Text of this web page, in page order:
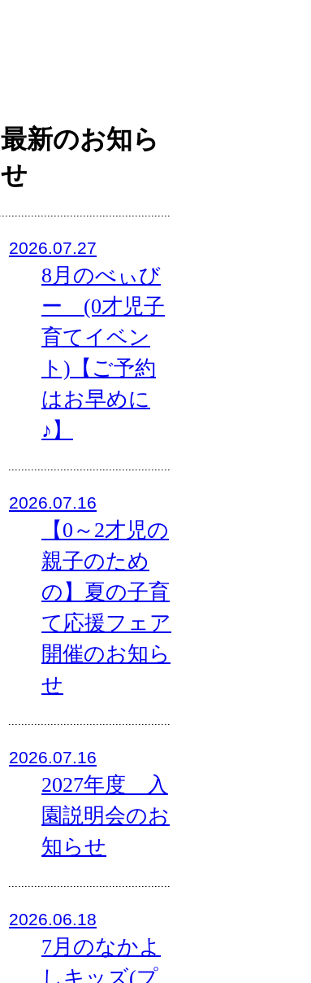
最新のお知ら
せ
2026.07.27
8月のべぃび
ー (0才児子
育てイベン
ト)【ご予約
はお早めに
♪】
2026.07.16
【0～2才児の
親子のため
の】夏の子育
て応援フェア
開催のお知ら
せ
2026.07.16
2027年度 入
園説明会のお
知らせ
2026.06.18
7月のなかよ
しキッズ(プ